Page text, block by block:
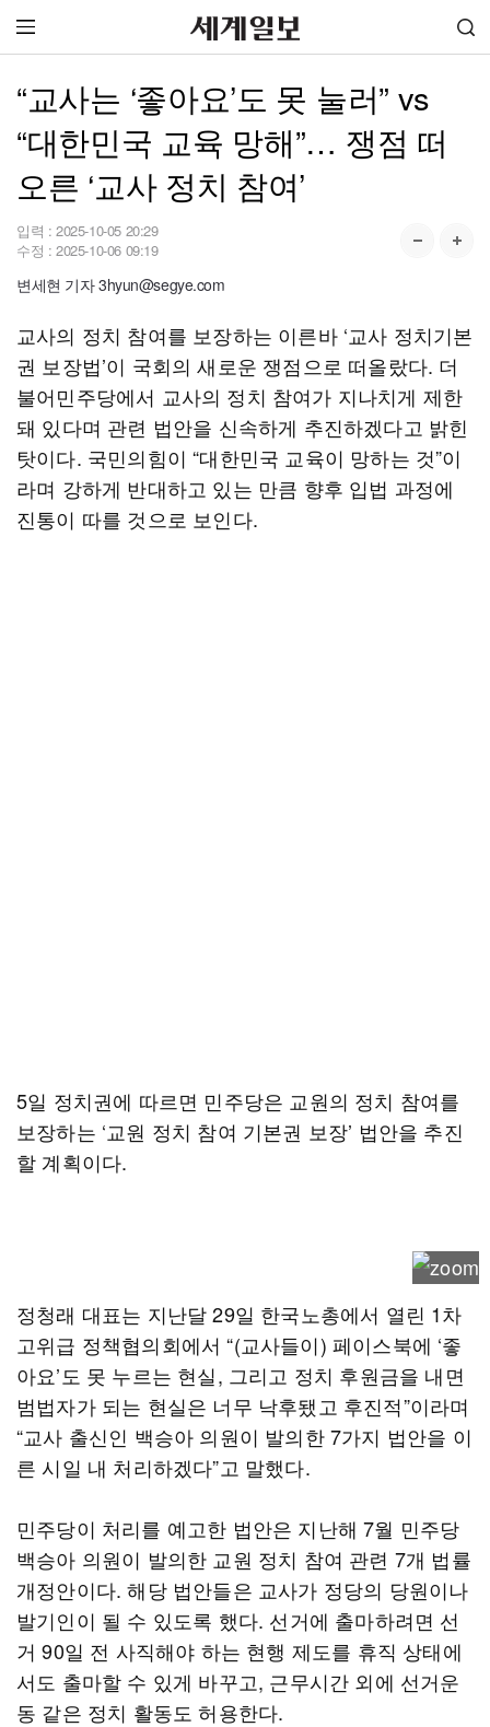
“교사는 ‘좋아요’도 못 눌러” vs
“대한민국 교육 망해”… 쟁점 떠
오른 ‘교사 정치 참여’
입력 : 2025-10-05 20:29
수정 : 2025-10-06 09:19
변세현 기자 3hyun@segye.com
교사의 정치 참여를 보장하는 이른바 ‘교사 정치기본
권 보장법’이 국회의 새로운 쟁점으로 떠올랐다. 더
불어민주당에서 교사의 정치 참여가 지나치게 제한
돼 있다며 관련 법안을 신속하게 추진하겠다고 밝힌
탓이다. 국민의힘이 “대한민국 교육이 망하는 것”이
라며 강하게 반대하고 있는 만큼 향후 입법 과정에
진통이 따를 것으로 보인다.
5일 정치권에 따르면 민주당은 교원의 정치 참여를
보장하는 ‘교원 정치 참여 기본권 보장’ 법안을 추진
할 계획이다.
정청래 대표는 지난달 29일 한국노총에서 열린 1차
고위급 정책협의회에서 “(교사들이) 페이스북에 ‘좋
아요’도 못 누르는 현실, 그리고 정치 후원금을 내면
범법자가 되는 현실은 너무 낙후됐고 후진적”이라며
“교사 출신인 백승아 의원이 발의한 7가지 법안을 이
른 시일 내 처리하겠다”고 말했다.
민주당이 처리를 예고한 법안은 지난해 7월 민주당
백승아 의원이 발의한 교원 정치 참여 관련 7개 법률
개정안이다. 해당 법안들은 교사가 정당의 당원이나
발기인이 될 수 있도록 했다. 선거에 출마하려면 선
거 90일 전 사직해야 하는 현행 제도를 휴직 상태에
서도 출마할 수 있게 바꾸고, 근무시간 외에 선거운
동 같은 정치 활동도 허용한다.